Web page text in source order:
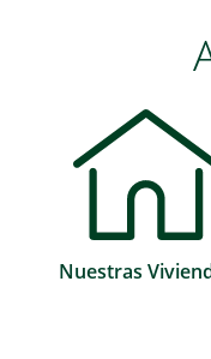
Nuestras